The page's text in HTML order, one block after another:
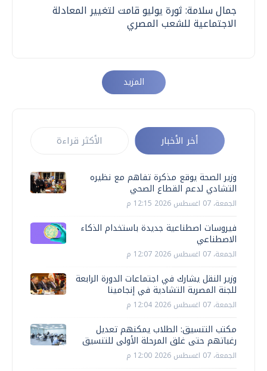
جمال سلامة: ثورة يوليو قامت لتغيير المعادلة
الاجتماعية للشعب المصري
المزيد
أخر الأخبار الأكثر قراءة
وزير الصحة يوقع مذكرة تفاهم مع نظيره
التشادي لدعم القطاع الصحي
الجمعة، 07 اغسطس 2026 12:15 م
فيروسات اصطناعية جديدة باستخدام الذكاء
الاصطناعي
الجمعة، 07 اغسطس 2026 12:07 م
وزير النقل يشارك في اجتماعات الدورة الرابعة
للجنة المصرية التشادية في إنجامينا
الجمعة، 07 اغسطس 2026 12:04 م
مكتب التنسيق: الطلاب يمكنهم تعديل
رغباتهم حتى غلق المرحلة الأولى للتنسيق
الجمعة، 07 اغسطس 2026 12:00 م